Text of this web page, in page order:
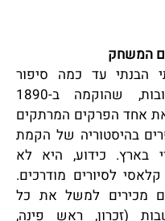
המשחק
הבנתי עד כמה סיפור
המושבה רחובות, שהוקמה ב-1890
אחד הפרקים המרתקים
בהיסטוריה של הקמת
בארץ. כידוע, היא לא
לסיורים מודרכים.
מכירים למשל את כל
(זכרון, ראש פינה,